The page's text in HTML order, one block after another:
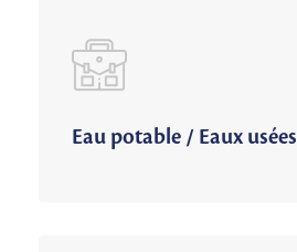
Eau potable / Eaux usées